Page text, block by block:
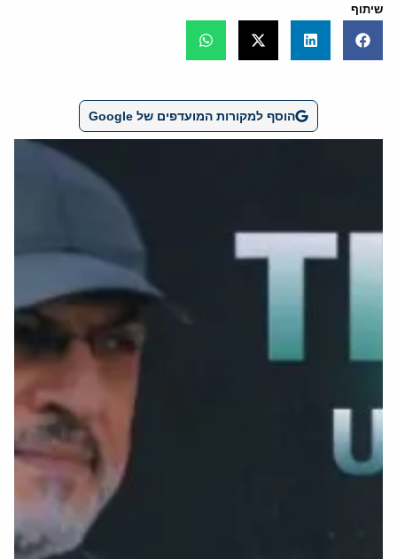
שיתוף
הוסף למקורות המועדפים של Google